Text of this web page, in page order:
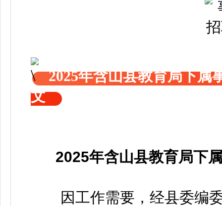
2025年含山县教育局下属
文
2025年含山县教育局下
因工作需要，经县委编委